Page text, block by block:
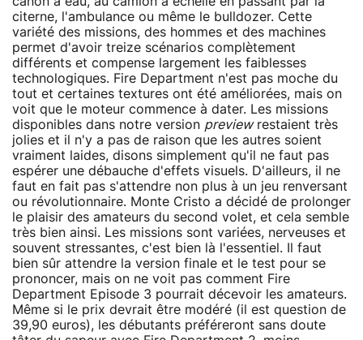
citerne, l'ambulance ou même le bulldozer. Cette
variété des missions, des hommes et des machines
permet d'avoir treize scénarios complètement
différents et compense largement les faiblesses
technologiques. Fire Department n'est pas moche du
tout et certaines textures ont été améliorées, mais on
voit que le moteur commence à dater. Les missions
disponibles dans notre version previewrestaient très
jolies et il n'y a pas de raison que les autres soient
vraiment laides, disons simplement qu'il ne faut pas
espérer une débauche d'effets visuels. D'ailleurs, il ne
faut en fait pas s'attendre non plus à un jeu renversant
ou révolutionnaire. Monte Cristo a décidé de prolonger
le plaisir des amateurs du second volet, et cela semble
très bien ainsi. Les missions sont variées, nerveuses et
souvent stressantes, c'est bien là l'essentiel. Il faut
bien sûr attendre la version finale et le test pour se
prononcer, mais on ne voit pas comment Fire
Department Episode 3 pourrait décevoir les amateurs.
Même si le prix devrait être modéré (il est question de
39,90 euros), les débutants préféreront sans doute